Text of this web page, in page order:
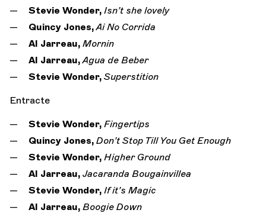
Stevie Wonder, Isn’t she lovely
Quincy Jones, Ai No Corrida
Al Jarreau, Mornin
Al Jarreau,Agua de Beber
Stevie Wonder, Superstition
Entracte
Stevie Wonder, Fingertips
Quincy Jones, Don’t Stop Till You Get Enough
Stevie Wonder, Higher Ground
Al Jarreau, Jacaranda Bougainvillea
Stevie Wonder, If it’s Magic
Al Jarreau, Boogie Down